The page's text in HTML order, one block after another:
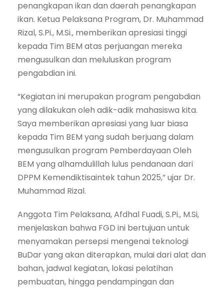
penangkapan ikan dan daerah penangkapan
ikan. Ketua Pelaksana Program, Dr. Muhammad
Rizal, S.Pi., M.Si., memberikan apresiasi tinggi
kepada Tim BEM atas perjuangan mereka
mengusulkan dan meluluskan program
pengabdian ini.
“Kegiatan ini merupakan program pengabdian
yang dilakukan oleh adik-adik mahasiswa kita.
Saya memberikan apresiasi yang luar biasa
kepada Tim BEM yang sudah berjuang dalam
mengusulkan program Pemberdayaan Oleh
BEM yang alhamdulillah lulus pendanaan dari
DPPM Kemendiktisaintek tahun 2025,” ujar Dr.
Muhammad Rizal.
Anggota Tim Pelaksana, Afdhal Fuadi, S.Pi., M.Si,
menjelaskan bahwa FGD ini bertujuan untuk
menyamakan persepsi mengenai teknologi
BuDar yang akan diterapkan, mulai dari alat dan
bahan, jadwal kegiatan, lokasi pelatihan
pembuatan, hingga pendampingan dan